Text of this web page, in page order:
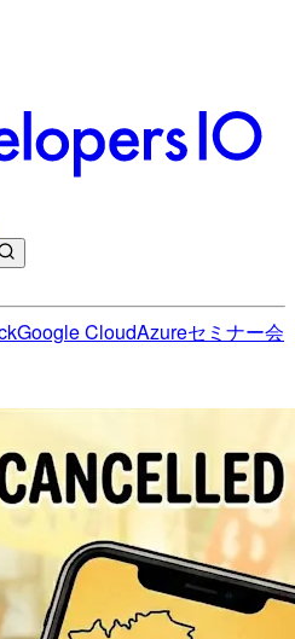
Google CloudAzureセミナー会